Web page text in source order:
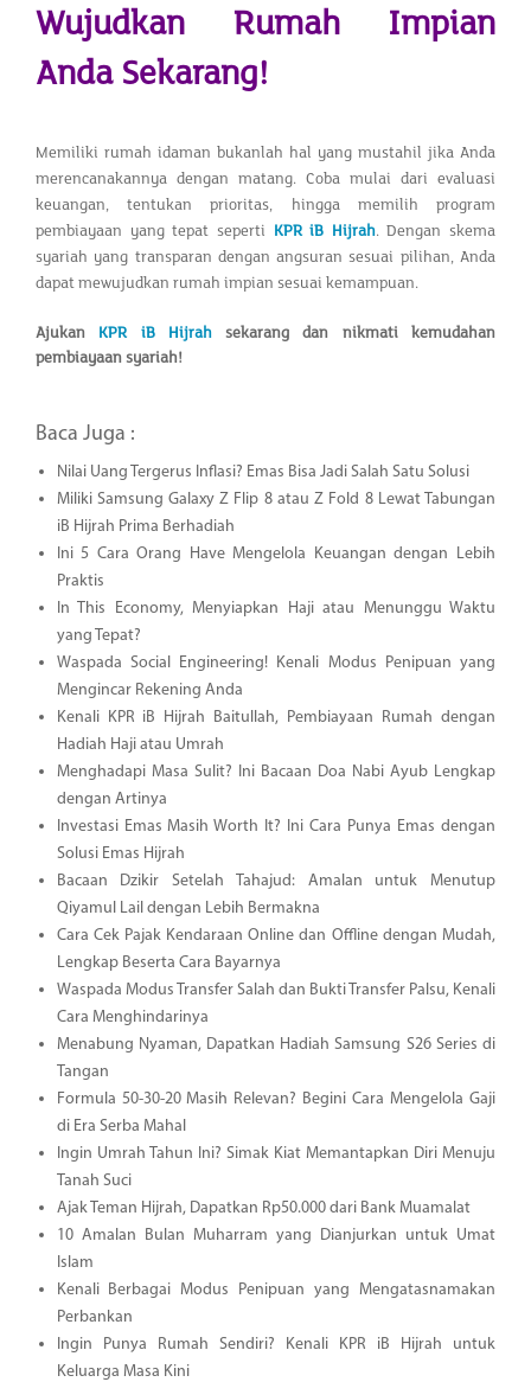
Wujudkan Rumah Impian
Anda Sekarang!
Memiliki rumah idaman bukanlah hal yang mustahil jika Anda
merencanakannya dengan matang. Coba mulai dari evaluasi
keuangan, tentukan prioritas, hingga memilih program
pembiayaan yang tepat seperti KPR iB Hijrah. Dengan skema
syariah yang transparan dengan angsuran sesuai pilihan, Anda
dapat mewujudkan rumah impian sesuai kemampuan.
Ajukan KPR iB Hijrahsekarang dan nikmati kemudahan
pembiayaan syariah!
Baca Juga :
Nilai Uang Tergerus Inflasi? Emas Bisa Jadi Salah Satu Solusi
Miliki Samsung Galaxy Z Flip 8 atau Z Fold 8 Lewat Tabungan
iB Hijrah Prima Berhadiah
Ini 5 Cara Orang Have Mengelola Keuangan dengan Lebih
Praktis
In This Economy, Menyiapkan Haji atau Menunggu Waktu
yang Tepat?
Waspada Social Engineering! Kenali Modus Penipuan yang
Mengincar Rekening Anda
Kenali KPR iB Hijrah Baitullah, Pembiayaan Rumah dengan
Hadiah Haji atau Umrah
Menghadapi Masa Sulit? Ini Bacaan Doa Nabi Ayub Lengkap
dengan Artinya
Investasi Emas Masih Worth It? Ini Cara Punya Emas dengan
Solusi Emas Hijrah
Bacaan Dzikir Setelah Tahajud: Amalan untuk Menutup
Qiyamul Lail dengan Lebih Bermakna
Cara Cek Pajak Kendaraan Online dan Offline dengan Mudah,
Lengkap Beserta Cara Bayarnya
Waspada Modus Transfer Salah dan Bukti Transfer Palsu, Kenali
Cara Menghindarinya
Menabung Nyaman, Dapatkan Hadiah Samsung S26 Series di
Tangan
Formula 50-30-20 Masih Relevan? Begini Cara Mengelola Gaji
di Era Serba Mahal
Ingin Umrah Tahun Ini? Simak Kiat Memantapkan Diri Menuju
Tanah Suci
Ajak Teman Hijrah, Dapatkan Rp50.000 dari Bank Muamalat
10 Amalan Bulan Muharram yang Dianjurkan untuk Umat
Islam
Kenali Berbagai Modus Penipuan yang Mengatasnamakan
Perbankan
Ingin Punya Rumah Sendiri? Kenali KPR iB Hijrah untuk
Keluarga Masa Kini